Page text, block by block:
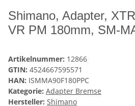
Shimano, Adapter,
VR PM 180mm, SM-
Artikelnummer: 12866
GTIN: 4524667595571
HAN: ISMMA90F180PPC
Kategorie: Adapter Bremse
Hersteller: Shimano